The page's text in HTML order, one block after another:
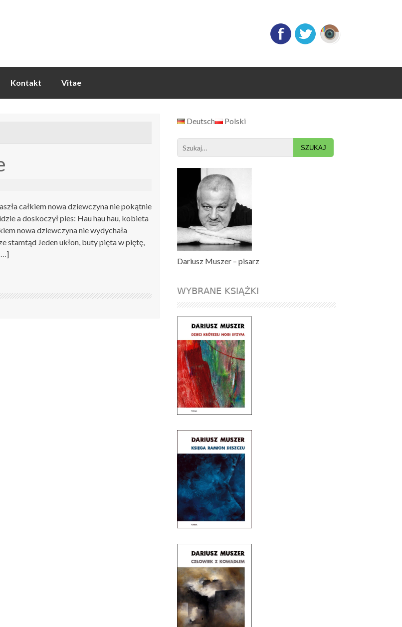
Kontakt Vitae
całkiem nowa dziewczyna nie pokątnie
a doskoczył pies: Hau hau hau, kobieta
nowa dziewczyna nie wydychała
stamtąd Jeden ukłon, buty pięta w piętę,
Deutsch Polski
Search
for:
Dariusz Muszer – pisarz
WYBRANE KSIĄŻKI